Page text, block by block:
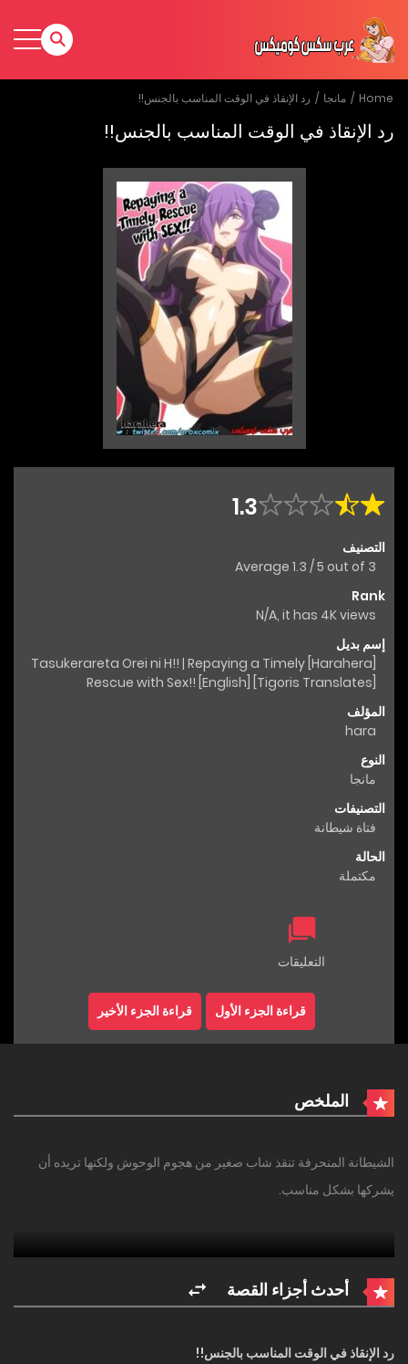
Home مانجا رد الإنقاذ في الوقت المناسب بالجنس!!
رد الإنقاذ في الوقت المناسب بالجنس!!
1.3
التصنيف
Average 1.3 /5 out of 3
Rank
N/A, it has 4K views
إسم بديل
[Harahera] Tasukerareta Orei ni H!! | Repaying a Timely
Rescue with Sex!! [English] [Tigoris Translates]
المؤلف
hara
النوع
مانجا
التصنيفات
فتاة شيطانة
الحالة
مكتملة
التعليقات
قراءة الجزء الأول قراءة الجزء الأخير
الملخص
الشيطانة المنحرفة تنقذ شاب صغير من هجوم الوحوش ولكنها تريده أن
يشركها بشكل مناسب.
أحدث أجزاء القصة
رد الإنقاذ في الوقت المناسب بالجنس!!